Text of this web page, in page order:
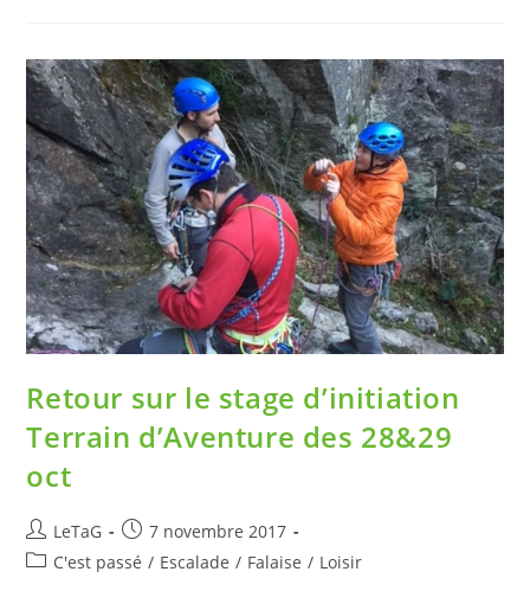
Retour sur le stage d’initiation
Terrain d’Aventure des 28&29
oct
LeTaG
7 novembre 2017
C'est passé / Escalade / Falaise / Loisir